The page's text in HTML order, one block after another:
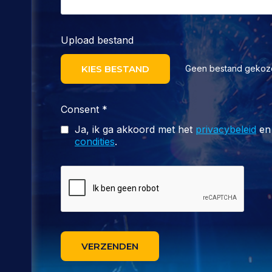
Upload bestand
KIES BESTAND Geen bestand
Consent *
Ja, ik ga akkoord met het privacybeleid
condities.
VERZENDEN